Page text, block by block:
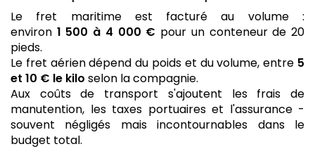
Le fret maritime est facturé au volume :
environ 1 500 à 4 000 € pour un conteneur de 20
pieds.
Le fret aérien dépend du poids et du volume, entre 5
et 10 € le kilo selon la compagnie.
Aux coûts de transport s'ajoutent les frais de
manutention, les taxes portuaires et l'assurance -
souvent négligés mais incontournables dans le
budget total.